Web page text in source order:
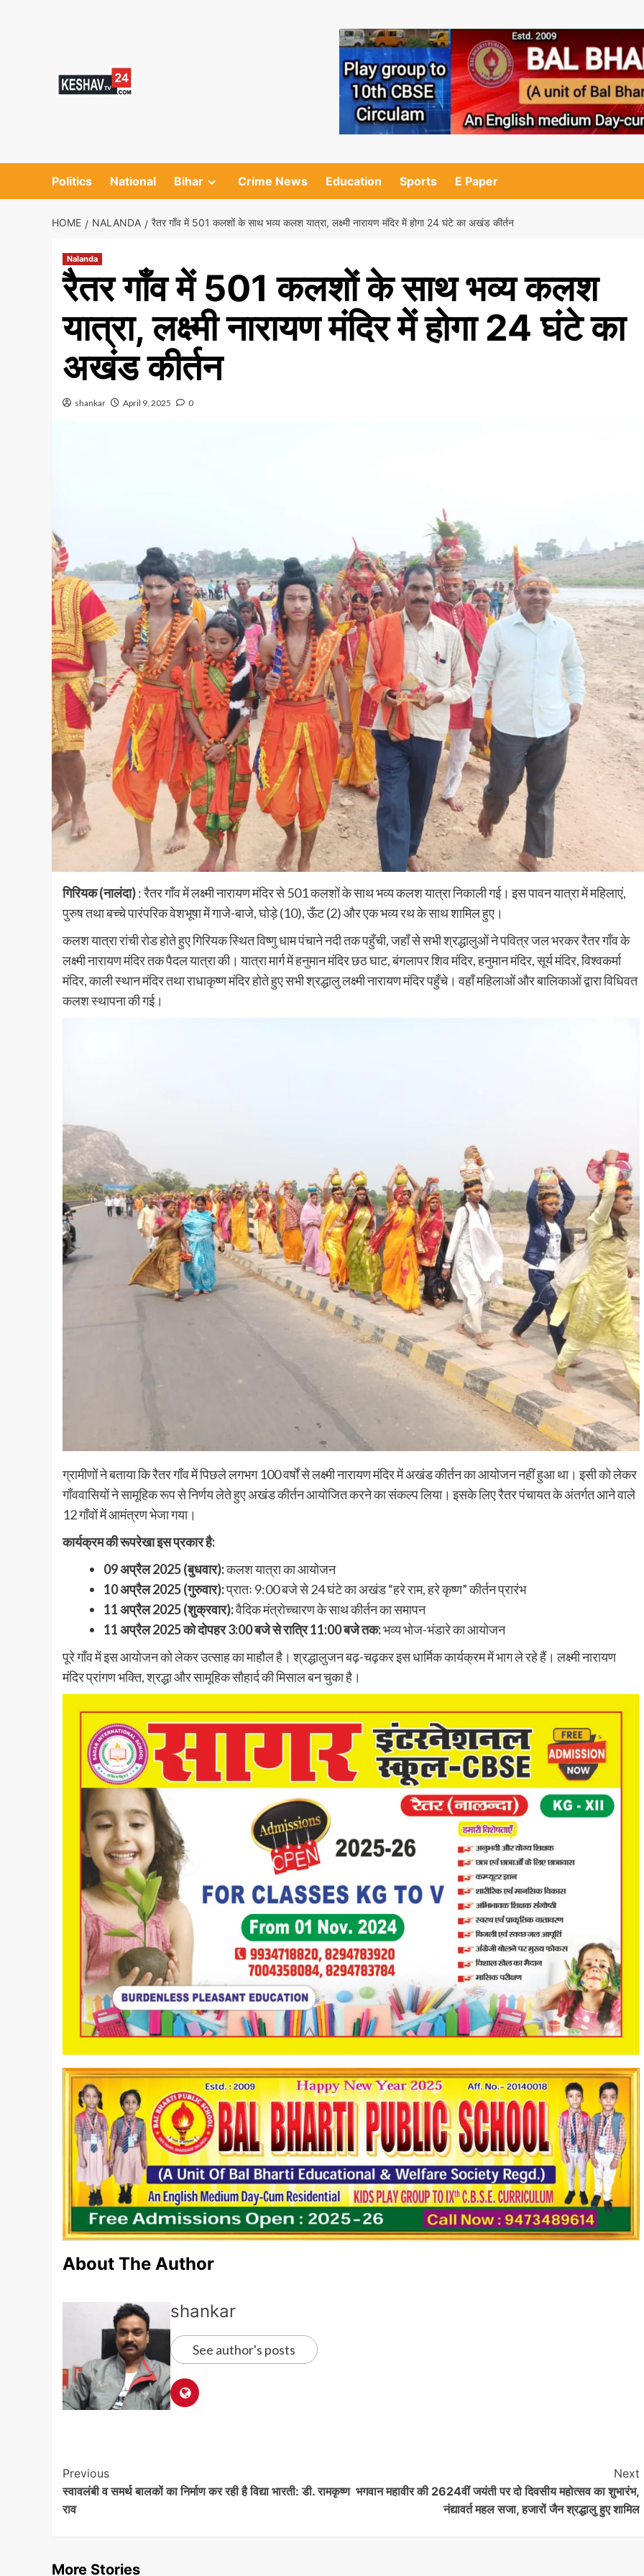
Politics National Bihar Crime News Education Sports E Paper
HOME NALANDA रैतर गाँव में 501 कलशों के साथ भव्य कलश यात्रा, लक्ष्मी नारायण मंदिर में होगा 24 घंटे का अखंड कीर्तन
Nalanda
रैतर गाँव में 501 कलशों के साथ भव्य कलश
यात्रा, लक्ष्मी नारायण मंदिर में होगा 24 घंटे का
अखंड कीर्तन
shankar April 9, 2025 0
गिरियक (नालंदा): रैतर गाँव में लक्ष्मी नारायण मंदिर से 501 कलशों के साथ भव्य कलश यात्रा निकाली गई। इस पावन यात्रा में महिलाएं,
पुरुष तथा बच्चे पारंपरिक वेशभूषा में गाजे-बाजे, घोड़े (10), ऊँट (2) और एक भव्य रथ के साथ शामिल हुए।
कलश यात्रा रांची रोड होते हुए गिरियक स्थित विष्णु धाम पंचाने नदी तक पहुँची, जहाँ से सभी श्रद्धालुओं ने पवित्र जल भरकर रैतर गाँव के
लक्ष्मी नारायण मंदिर तक पैदल यात्रा की। यात्रा मार्ग में हनुमान मंदिर छठ घाट, बंगलापर शिव मंदिर, हनुमान मंदिर, सूर्य मंदिर, विश्वकर्मा
मंदिर, काली स्थान मंदिर तथा राधाकृष्ण मंदिर होते हुए सभी श्रद्धालु लक्ष्मी नारायण मंदिर पहुँचे। वहाँ महिलाओं और बालिकाओं द्वारा विधिवत
कलश स्थापना की गई।
ग्रामीणों ने बताया कि रैतर गाँव में पिछले लगभग 100 वर्षों से लक्ष्मी नारायण मंदिर में अखंड कीर्तन का आयोजन नहीं हुआ था। इसी को लेकर
गाँववासियों ने सामूहिक रूप से निर्णय लेते हुए अखंड कीर्तन आयोजित करने का संकल्प लिया। इसके लिए रैतर पंचायत के अंतर्गत आने वाले
12 गाँवों में आमंत्रण भेजा गया।
कार्यक्रम की रूपरेखा इस प्रकार है:
09 अप्रैल 2025 (बुधवार):कलश यात्रा का आयोजन
10 अप्रैल 2025 (गुरुवार):प्रातः 9:00 बजे से 24 घंटे का अखंड “हरे राम, हरे कृष्ण” कीर्तन प्रारंभ
11 अप्रैल 2025 (शुक्रवार):वैदिक मंत्रोच्चारण के साथ कीर्तन का समापन
11 अप्रैल 2025 को दोपहर 3:00 बजे से रात्रि 11:00 बजे तक:भव्य भोज-भंडारे का आयोजन
पूरे गाँव में इस आयोजन को लेकर उत्साह का माहौल है। श्रद्धालुजन बढ़-चढ़कर इस धार्मिक कार्यक्रम में भाग ले रहे हैं। लक्ष्मी नारायण
मंदिर प्रांगण भक्ति, श्रद्धा और सामूहिक सौहार्द की मिसाल बन चुका है।
About The Author
shankar
See author's posts
Post
Navigation
Previous
स्वावलंबी व समर्थ बालकों का निर्माण कर रही है विद्या भारती: डी. रामकृष्ण
राव
Next
भगवान महावीर की 2624वीं जयंती पर दो दिवसीय महोत्सव का शुभारंभ,
नंद्यावर्त महल सजा, हजारों जैन श्रद्धालु हुए शामिल
More Stories
Nalanda Tourism
हरनौत में 95 प्रतिशत धान की रोपनी पूरी, अच्छी
बारिश से लहलहाए खेत; इस बार रिकॉर्ड उत्पादन की
उम्मीद
shankar August 6, 2026 0
12,123 हेक्टेयर लक्ष्य के विरुद्ध 11,516 हेक्टेयर में हुई रोपनी, कृषि
टोला में शनिवार की सुबह उस समय हड़कंप मच गया, जब एक बंद
पड़े...